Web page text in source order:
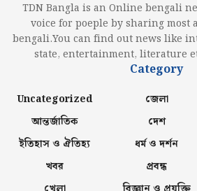
TDN Bangla is an Online bengali
voice for poeple by sharing most
bengali.You can find out news like
state, entertainment, literature
Category
Uncategorized
আন্তর্জাতিক
ইতিহাস ও ঐতিহ্য
খবর
জেলা
দেশ
ধর্ম ও দর্শন
প্রবন্ধ